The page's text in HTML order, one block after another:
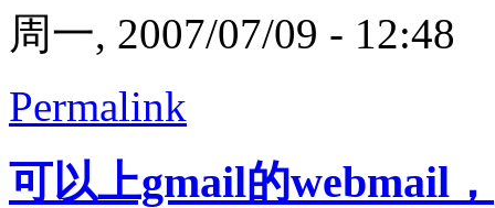
周一, 2007/07/09 - 12:48
Permalink
可以上gmail的webmail，